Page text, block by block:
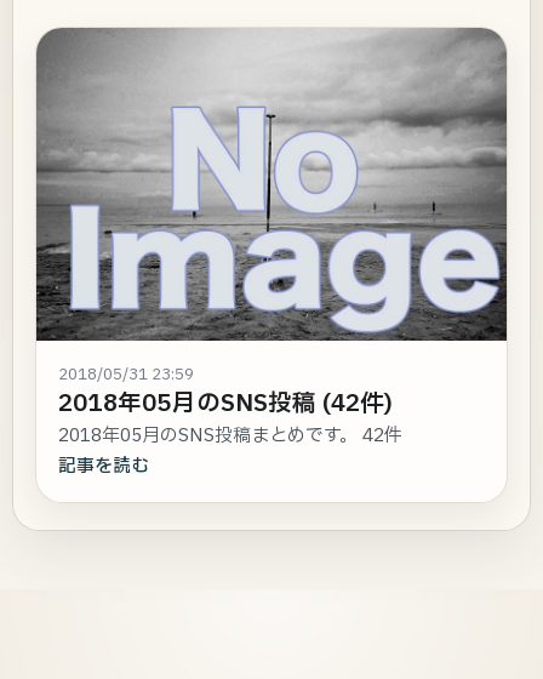
2018/05/31 23:59
2018年05月のSNS投稿 (42件)
2018年05月のSNS投稿まとめです。 42件
記事を読む